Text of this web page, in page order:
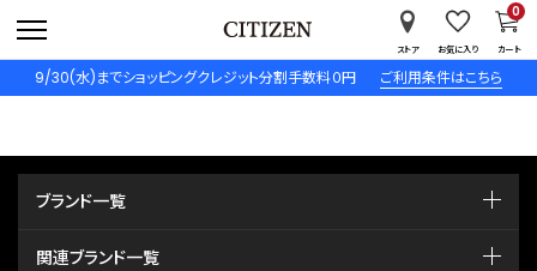
9/30(水)までショッピングクレジット分割手数料０円 ご利用条件はこちら
ストア お気に入り カート
0
ブランド一覧
関連ブランド一覧